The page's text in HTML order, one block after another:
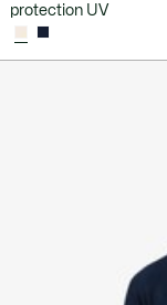
protection UV